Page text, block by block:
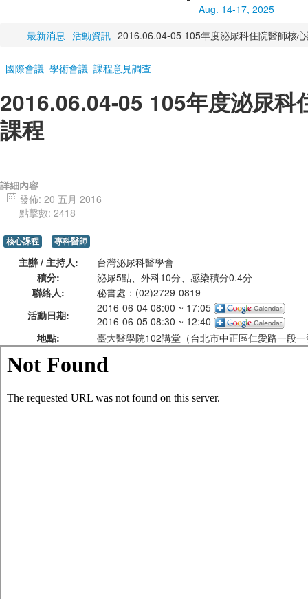
Aug. 14-17, 2025
最新消息 活動資訊 2016.06.04-05 105年度泌尿科住院醫師核
國際會議 學術會議 課程意見調查
2016.06.04-05 105年度泌尿科
課程
詳細內容
發佈: 20 五月 2016
點擊數: 2418
核心課程 專科醫師
主辦 / 主持人:
台灣泌尿科醫學會
積分:
泌尿5點、外科10分、感染積分0.4分
聯絡人:
秘書處：(02)2729-0819
活動日期:
2016-06-04 08:00 ~ 17:05
2016-06-05 08:30 ~ 12:40
地點:
臺大醫學院102講堂（台北市中正區仁愛路一段